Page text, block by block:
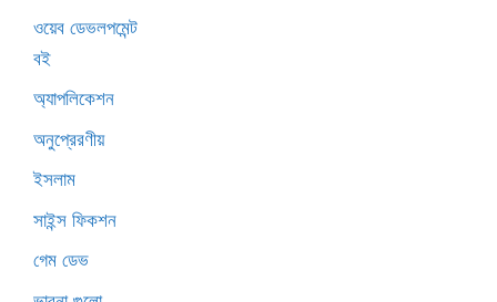
ওয়েব ডেভলপমেন্ট
বই
অ্যাপলিকেশন
অনুপ্রেরণীয়
ইসলাম
সাইন্স ফিকশন
গেম ডেভ